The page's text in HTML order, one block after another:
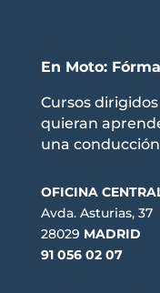
En Moto:
Cursos
quieran
una
OFICINA
Avda. Asturias, 37
28029 MADRID
91 056 02 07